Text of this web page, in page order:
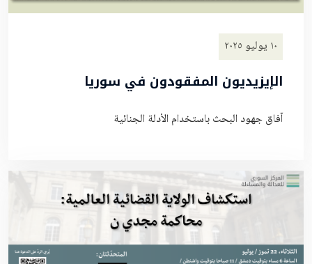
١٠ يوليو ٢٠٢٥
الإيزيديون المفقودون في سوريا
آفاق جهود البحث باستخدام الأدلة الجنائية